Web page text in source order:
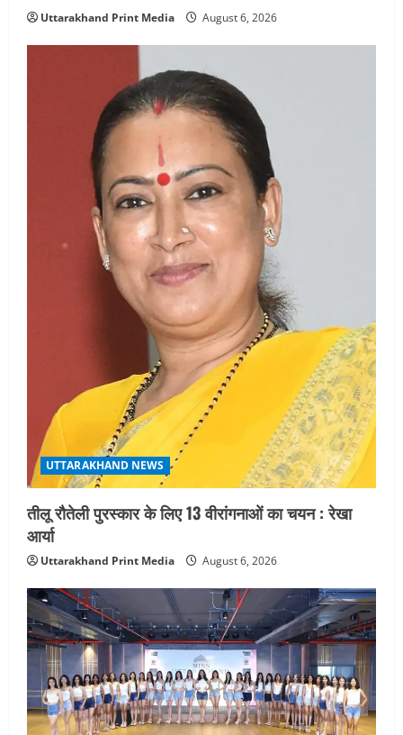
Uttarakhand Print Media August 6, 2026
UTTARAKHAND NEWS
तीलू रौतेली पुरस्कार के लिए 13 वीरांगनाओं का चयन : रेखा
आर्या
Uttarakhand Print Media August 6, 2026